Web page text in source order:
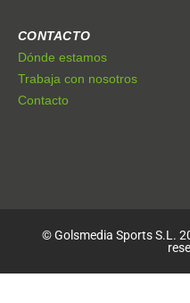
CONTACTO
Dónde estamos
Trabaja con nosotros
Contacto
© Golsmedia Sports S.L.